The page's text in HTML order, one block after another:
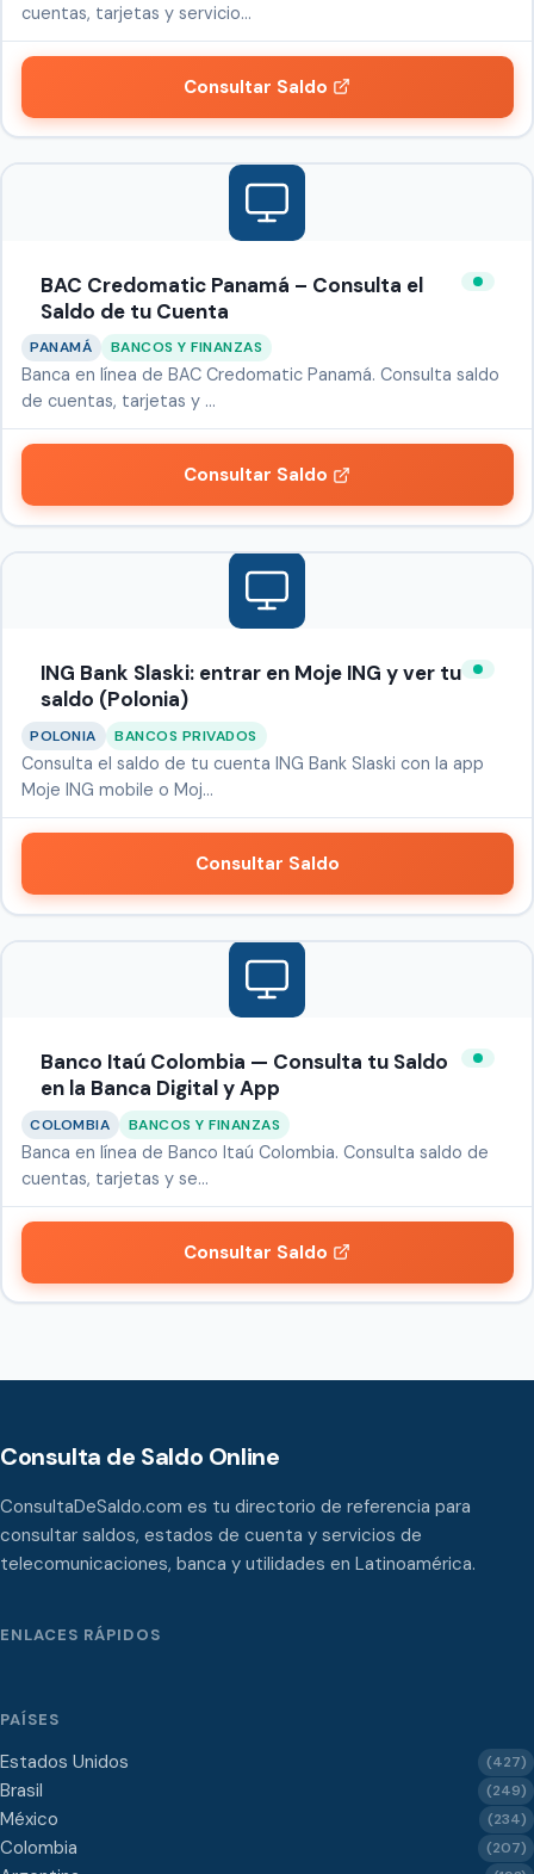
cuentas, tarjetas y servicio…
Consultar Saldo
BAC Credomatic Panamá – Consulta el
Saldo de tu Cuenta
PANAMÁ BANCOS Y FINANZAS
Banca en línea de BAC Credomatic Panamá. Consulta saldo
de cuentas, tarjetas y …
Consultar Saldo
ING Bank Slaski: entrar en Moje ING y ver tu
saldo (Polonia)
POLONIA BANCOS PRIVADOS
Consulta el saldo de tu cuenta ING Bank Slaski con la app
Moje ING mobile o Moj…
Consultar Saldo
Banco Itaú Colombia — Consulta tu Saldo
en la Banca Digital y App
COLOMBIA BANCOS Y FINANZAS
Banca en línea de Banco Itaú Colombia. Consulta saldo de
cuentas, tarjetas y se…
Consultar Saldo
Consulta de Saldo Online
ConsultaDeSaldo.com es tu directorio de referencia para
consultar saldos, estados de cuenta y servicios de
telecomunicaciones, banca y utilidades en Latinoamérica.
ENLACES RÁPIDOS
PAÍSES
Estados Unidos (427)
Brasil (249)
México (234)
Colombia (207)